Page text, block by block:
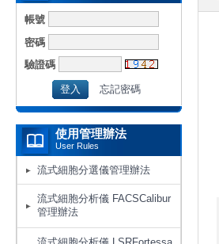
帳號
密碼
驗證碼
忘記密碼
使用管理辦法
User Rules
流式細胞分選儀管理辦法
流式細胞分析儀 FACSCalibur
管理辦法
流式細胞分析儀 LSRFortessa